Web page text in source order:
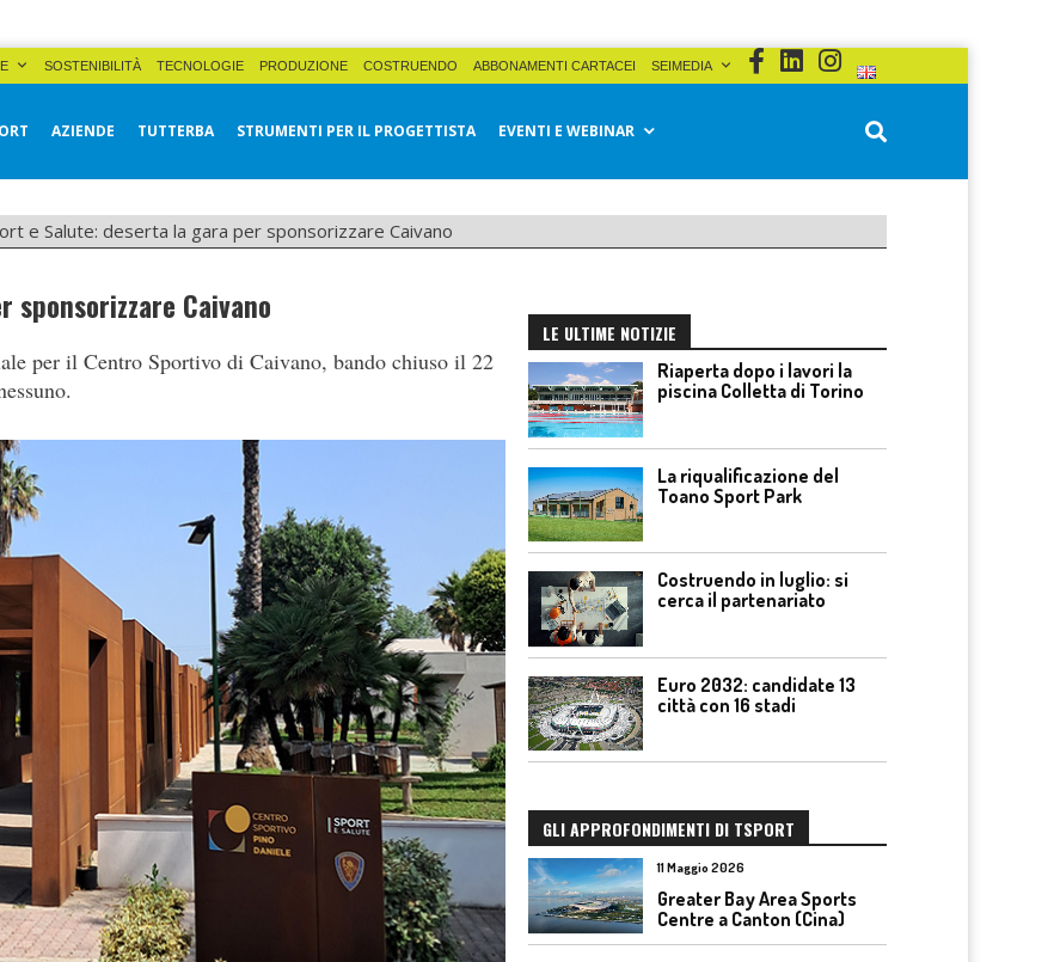
SOSTENIBILITÀ TECNOLOGIE PRODUZIONE COSTRUENDO ABBONAMENTI CARTACEI SEIMEDIA
AZIENDE TUTTERBA STRUMENTI PER IL PROGETTISTA EVENTI E WEBINAR
e Salute: deserta la gara per sponsorizzare Caivano
Caivano
per il Centro Sportivo di Caivano, bando chiuso il 22
LE ULTIME NOTIZIE
Riaperta dopo i lavori la
piscina Colletta di Torino
La riqualificazione del
Toano Sport Park
Costruendo in luglio: si
cerca il partenariato
Euro 2032: candidate 13
città con 16 stadi
GLI APPROFONDIMENTI DI TSPORT
11 Maggio 2026
Greater Bay Area Sports
Centre a Canton (Cina)